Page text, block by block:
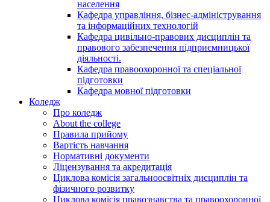
населення
Кафедра управління, бізнес-адміністрування
та інформаційних технологій
Кафедра цивільно-правових дисциплін та
правового забезпечення підприємницької
діяльності.
Кафедра правоохоронної та спеціальної
підготовки
Кафедра мовної підготовки
Коледж
Про коледж
About the college
Правила прийому
Вартість навчання
Нормативні документи
Ліцензування та акредитація
Циклова комісія загальноосвітніх дисциплін та
фізичного розвитку
Циклова комісія правознавства та правоохоронної